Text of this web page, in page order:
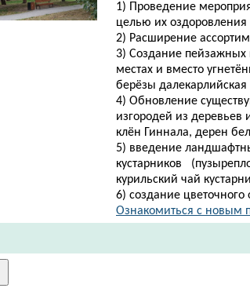
1) Проведение
целью их оздоровления
2) Расширение
3) Создание пейзажных
местах и вместо
берёзы
4) Обновление
изгородей из деревьев
клён Гиннала, дерен
5) введение
кустарников
курильский чай
6) создание
Ознакомиться с новым